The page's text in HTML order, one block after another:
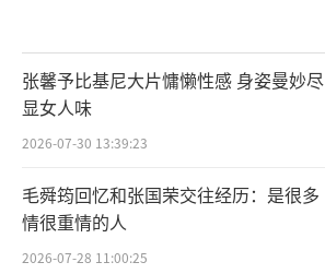
张馨予比基尼大片慵懒性感 身姿曼妙尽
显女人味
2026-07-30 13:39:23
毛舜筠回忆和张国荣交往经历：是很多
情很重情的人
2026-07-28 11:00:25